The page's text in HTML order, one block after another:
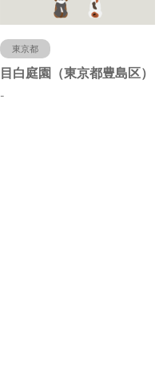
東京都
目白庭園（東京都豊島区）
-